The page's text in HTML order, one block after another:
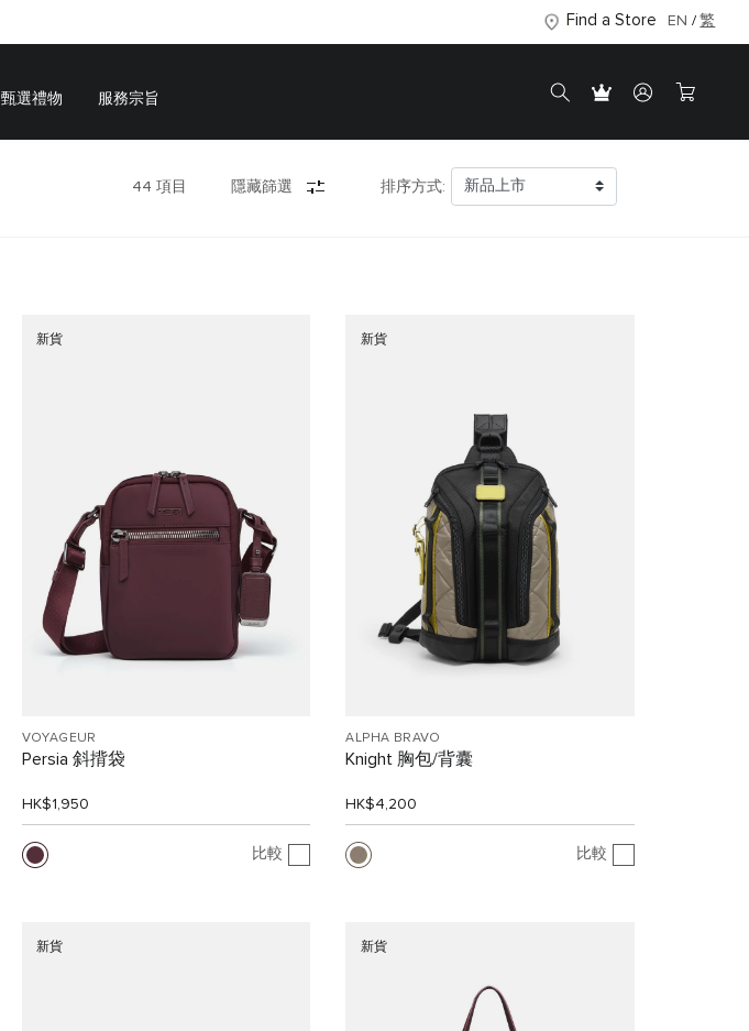
Find a Store EN 繁
甄選禮物 服務宗旨
44 項目 隱藏篩選 排序方式:
新貨
VOYAGEUR
Persia 斜揹袋
HK$1,950
比較
新貨
ALPHA BRAVO
Knight 胸包/背囊
HK$4,200
比較
新貨 新貨